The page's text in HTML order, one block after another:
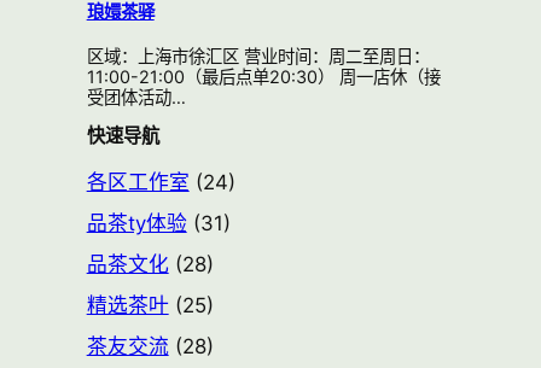
琅嬛茶驿
区域：上海市徐汇区 营业时间：周二至周日：
11:00-21:00（最后点单20:30） 周一店休（接
受团体活动…
快速导航
各区工作室 (24)
品茶ty体验(31)
品茶文化 (28)
精选茶叶(25)
茶友交流(28)